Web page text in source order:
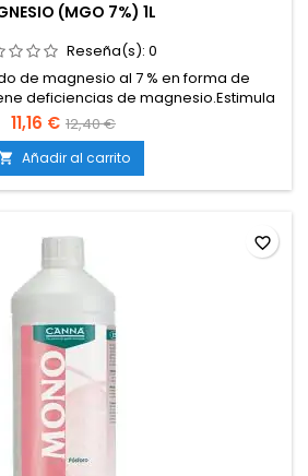
(MGO 7%) 1L
Reseña(s): 0
de magnesio al 7 % en forma de
deficiencias de magnesio.Estimula
y mejora la fotosíntesis.Favorece
activo y eficiente.Incrementa la
de la planta y la calidad de la
con cultivos en tierra, coco e
11,16 € 12,40 €
Añadir al carrito
favorite_border